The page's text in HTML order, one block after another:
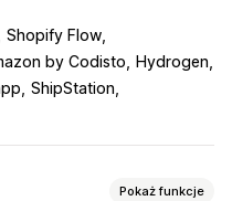
Shopify Flow
by Codisto
Hydrogen
ShipStation
Pokaż funkcje